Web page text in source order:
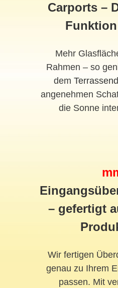
Carports –
Mehr
Rahmen – so
dem
angenehmen
die Sonne
– gefertigt
Wir fertigen
genau zu Ihrem
passen. Mit